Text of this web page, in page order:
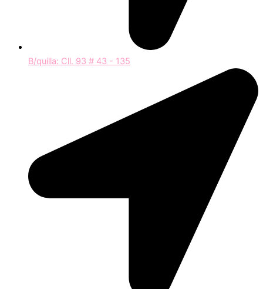
B/quilla: Cll. 93 # 43 - 135